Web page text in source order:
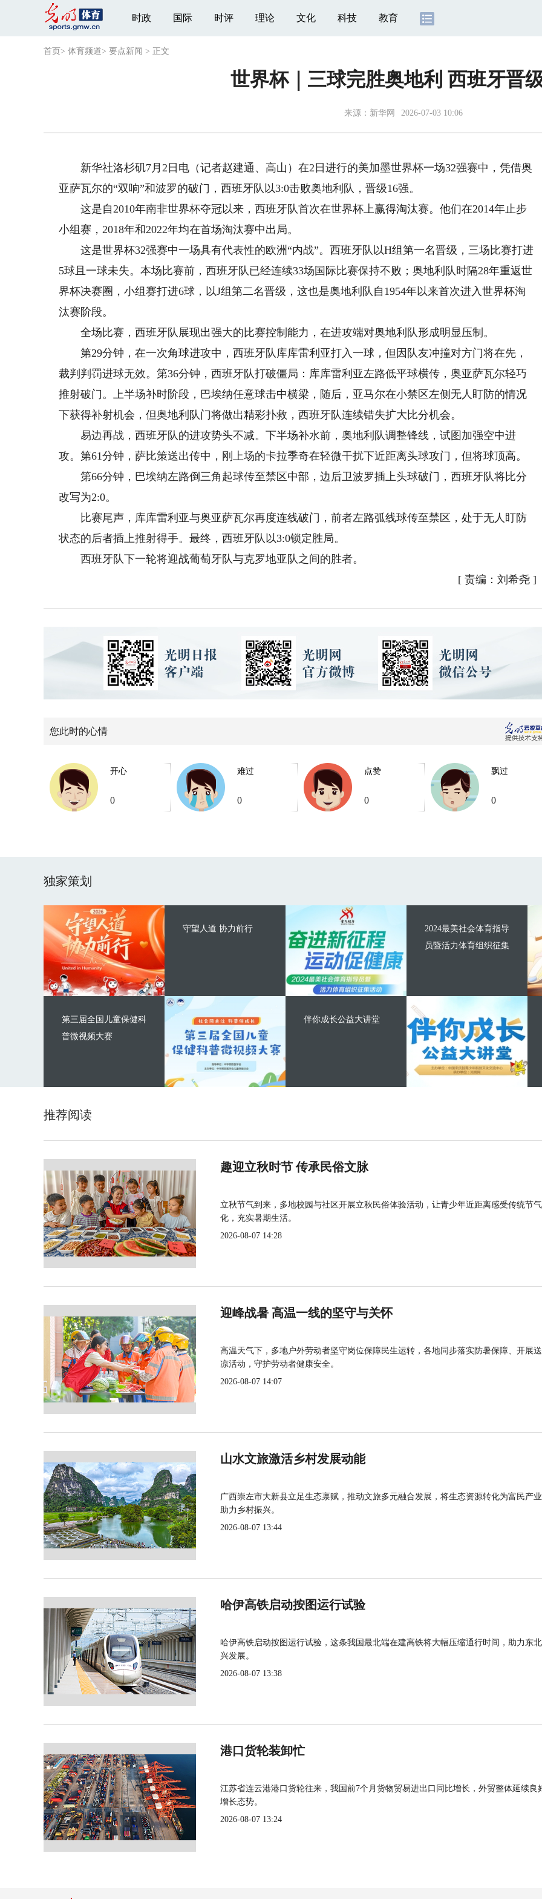
时政 国际 时评 理论 文化 科技 教育
首页 > 体育频道> 要点新闻 > 正文
世界杯｜三球完胜奥地利 西班牙晋
来源： 新华网 2026-07-03 10:06
新华社洛杉矶7月2日电（记者赵建通、高山）在2日进行的美加墨世界杯一场32强赛中，凭借奥
亚萨瓦尔的“双响”和波罗的破门，西班牙队以3:0击败奥地利队，晋级16强。
这是自2010年南非世界杯夺冠以来，西班牙队首次在世界杯上赢得淘汰赛。他们在2014年止步
小组赛，2018年和2022年均在首场淘汰赛中出局。
这是世界杯32强赛中一场具有代表性的欧洲“内战”。西班牙队以H组第一名晋级，三场比赛打进
5球且一球未失。本场比赛前，西班牙队已经连续33场国际比赛保持不败；奥地利队时隔28年重返世
界杯决赛圈，小组赛打进6球，以J组第二名晋级，这也是奥地利队自1954年以来首次进入世界杯淘
汰赛阶段。
全场比赛，西班牙队展现出强大的比赛控制能力，在进攻端对奥地利队形成明显压制。
第29分钟，在一次角球进攻中，西班牙队库库雷利亚打入一球，但因队友冲撞对方门将在先，
裁判判罚进球无效。第36分钟，西班牙队打破僵局：库库雷利亚左路低平球横传，奥亚萨瓦尔轻巧
推射破门。上半场补时阶段，巴埃纳任意球击中横梁，随后，亚马尔在小禁区左侧无人盯防的情况
下获得补射机会，但奥地利队门将做出精彩扑救，西班牙队连续错失扩大比分机会。
易边再战，西班牙队的进攻势头不减。下半场补水前，奥地利队调整锋线，试图加强空中进
攻。第61分钟，萨比策送出传中，刚上场的卡拉季奇在轻微干扰下近距离头球攻门，但将球顶高。
第66分钟，巴埃纳左路倒三角起球传至禁区中部，边后卫波罗插上头球破门，西班牙队将比分
改写为2:0。
比赛尾声，库库雷利亚与奥亚萨瓦尔再度连线破门，前者左路弧线球传至禁区，处于无人盯防
状态的后者插上推射得手。最终，西班牙队以3:0锁定胜局。
西班牙队下一轮将迎战葡萄牙队与克罗地亚队之间的胜者。
[ 责编：刘希尧 ]
您此时的心情
开心
0
难过
0
点赞
0
飘过
0
独家策划
守望人道 协力前行
第三届全国儿童保健科
普微视频大赛
2024最美社会体育指导
员暨活力体育组织征集
伴你成长公益大讲堂
推荐阅读
趣迎立秋时节 传承民俗文脉
立秋节气到来，多地校园与社区开展立秋民俗体验活动，让青少年近距离感受传统节
化，充实暑期生活。
2026-08-07 14:28
迎峰战暑 高温一线的坚守与关怀
高温天气下，多地户外劳动者坚守岗位保障民生运转，各地同步落实防暑保障、开展
凉活动，守护劳动者健康安全。
2026-08-07 14:07
山水文旅激活乡村发展动能
广西崇左市大新县立足生态禀赋，推动文旅多元融合发展，将生态资源转化为富民产
助力乡村振兴。
2026-08-07 13:44
哈伊高铁启动按图运行试验
哈伊高铁启动按图运行试验，这条我国最北端在建高铁将大幅压缩通行时间，助力东
兴发展。
2026-08-07 13:38
港口货轮装卸忙
江苏省连云港港口货轮往来，我国前7个月货物贸易进出口同比增长，外贸整体延续良
增长态势。
2026-08-07 13:24